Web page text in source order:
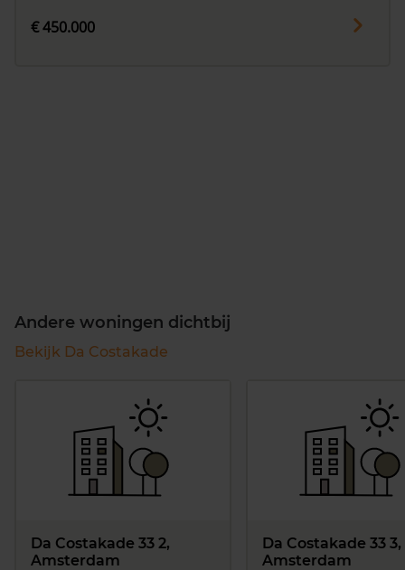
€ 450.000
Andere woningen dichtbij
Bekijk Da Costakade
Da Costakade 33 2,
Amsterdam
Da Costakade 33 3,
Amsterdam